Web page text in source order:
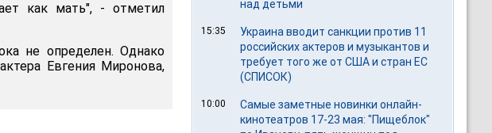
как мать", - отметил
не определен. Однако
Евгения Миронова,
над детьми
15:35
Украина вводит санкции против 11
российских актеров и музыкантов и
требует того же от США и стран ЕС
(СПИСОК)
10:00
Самые заметные новинки онлайн-
кинотеатров 17-23 мая: "Пищеблок"